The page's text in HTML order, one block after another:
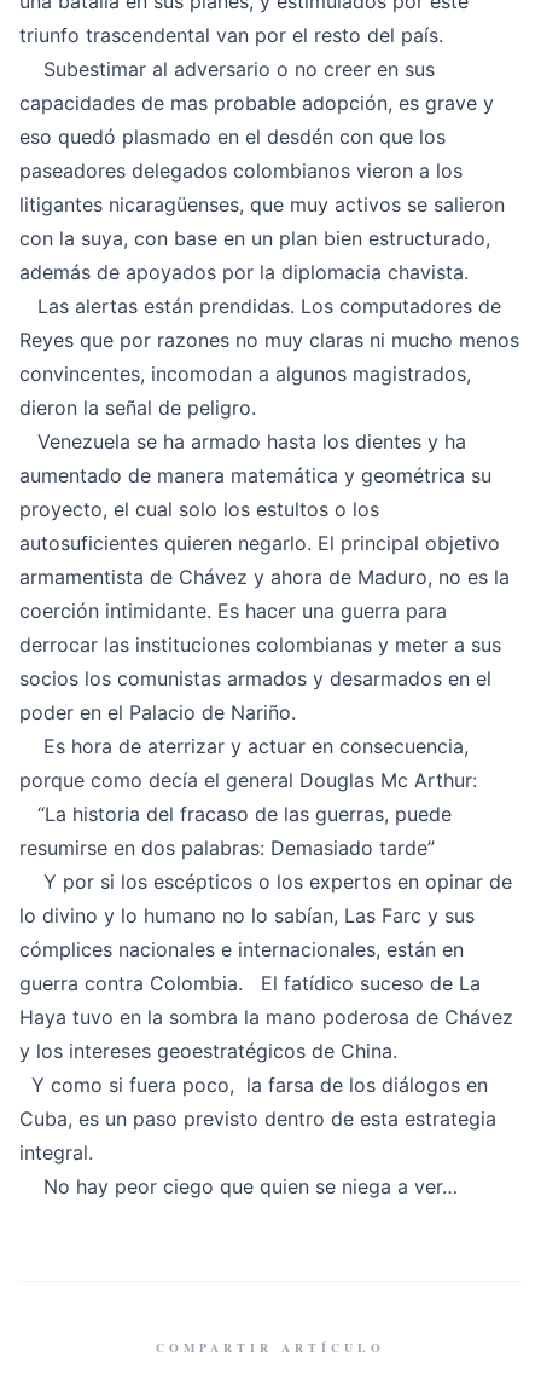
triunfo trascendental van por el resto del país.
Subestimar al adversario o no creer en sus
capacidades de mas probable adopción, es grave y
eso quedó plasmado en el desdén con que los
paseadores delegados colombianos vieron a los
litigantes nicaragüenses, que muy activos se salieron
con la suya, con base en un plan bien estructurado,
además de apoyados por la diplomacia chavista.
Las alertas están prendidas. Los computadores de
Reyes que por razones no muy claras ni mucho menos
convincentes, incomodan a algunos magistrados,
dieron la señal de peligro.
Venezuela se ha armado hasta los dientes y ha
aumentado de manera matemática y geométrica su
proyecto, el cual solo los estultos o los
autosuficientes quieren negarlo. El principal objetivo
armamentista de Chávez y ahora de Maduro, no es la
coerción intimidante. Es hacer una guerra para
derrocar las instituciones colombianas y meter a sus
socios los comunistas armados y desarmados en el
poder en el Palacio de Nariño.
Es hora de aterrizar y actuar en consecuencia,
porque como decía el general Douglas Mc Arthur:
“La historia del fracaso de las guerras, puede
resumirse en dos palabras: Demasiado tarde”
Y por si los escépticos o los expertos en opinar de
lo divino y lo humano no lo sabían, Las Farc y sus
cómplices nacionales e internacionales, están en
guerra contra Colombia. El fatídico suceso de La
Haya tuvo en la sombra la mano poderosa de Chávez
y los intereses geoestratégicos de China.
Y como si fuera poco, la farsa de los diálogos en
Cuba, es un paso previsto dentro de esta estrategia
integral.
No hay peor ciego que quien se niega a ver…
COMPARTIR ARTÍCULO